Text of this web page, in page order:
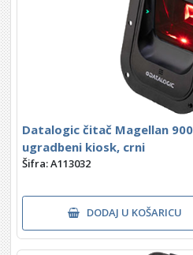
Datalogic čitač Magellan
ugradbeni kiosk, crni
Šifra: A113032
DODAJ U KOŠARICU